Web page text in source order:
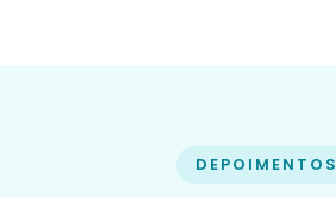
DEPOIMENTOS